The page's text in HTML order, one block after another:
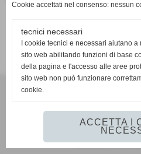
Realizzazione siti
Cookie accettati nel consenso: nessun
tecnici necessari
I cookie tecnici e necessari aiutano
sito web abilitando funzioni di base
della pagina e l'accesso alle aree
sito web non può funzionare
cookie.
ACCETTA I